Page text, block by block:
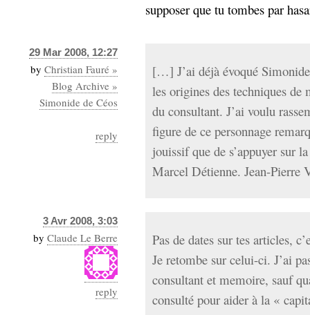
supposer que tu tombes par
29 Mar 2008, 12:27
by Christian Fauré »
Blog Archive »
Simonide de Céos
reply
[…] J’ai déjà évoqué
les origines des techniques
du consultant. J’ai voulu
figure de ce personnage
jouissif que de s’appuyer sur
Marcel Détienne. Jean-
3 Avr 2008, 3:03
by Claude Le Berre
reply
Pas de dates sur tes articles,
Je retombe sur celui-ci. J’ai
consultant et memoire, sauf
consulté pour aider à la «